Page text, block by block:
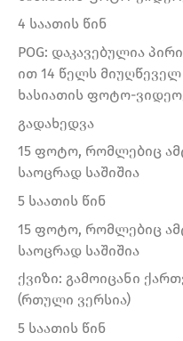
4 საათის წინ
POG: დაკავებულია
ით 14 წელს
ხასიათის ფოტო-
გადახედვა
15 ფოტო, რომლებიც
საოცრად საშიშია
5 საათის წინ
15 ფოტო, რომლებიც
საოცრად საშიშია
ქვიზი: გამოიცანი
(რთული ვერსია)
5 საათის წინ